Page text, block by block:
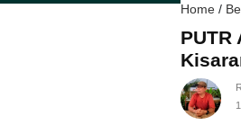
Home /